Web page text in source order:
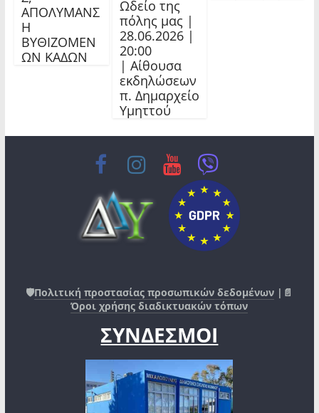
ΑΠΟΛΥΜΑΝΣ
Η
ΒΥΘΙΖΟΜΕΝ
ΩΝ ΚΑΔΩΝ
Ωδείο της
πόλης μας |
28.06.2026 |
20:00
| Αίθουσα
εκδηλώσεων
π. Δημαρχείο
Υμηττού
🛡️Πολιτική προστασίας προσωπικών δεδομένων |📄
Όροι χρήσης διαδικτυακών τόπων
ΣΥΝΔΕΣΜΟΙ